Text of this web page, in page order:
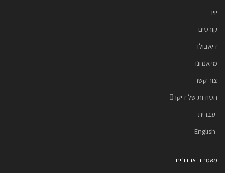
יויו
קורסים
דיאבולו
מי אנחנו
צור קשר
הסודות של דיקו
עברית
English
מאמרים אחרונים